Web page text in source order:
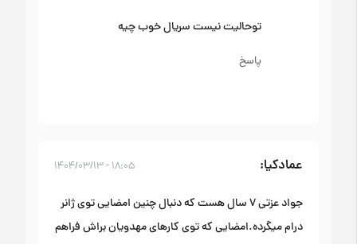
تو‌حالیت نیست سریال خوب چیه
پاسخ
عمادکیا ۱۸:۰۵ - ۱۴۰۴/۰۳/۱۳
جواد عزتی ۷ سال هست که دنبال چنین امضایی توی ژانر
درام میگرده.امضایی که توی کارهای مهدویان براش فراهم